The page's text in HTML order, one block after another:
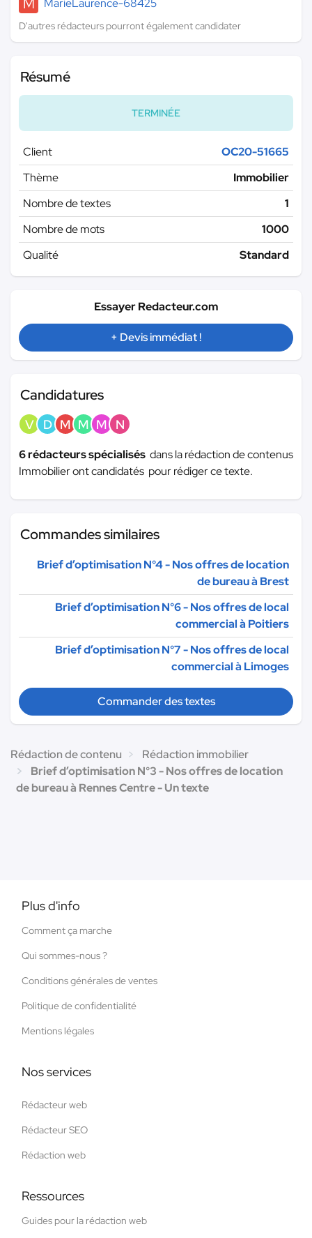
D'autres rédacteurs pourront également candidater
Résumé
TERMINÉE
Client
OC20-51665
Thème
Immobilier
Nombre de textes
1
Nombre de mots
1000
Qualité
Standard
Essayer Redacteur.com
+ Devis immédiat !
Candidatures
V D M M M N
6 rédacteurs spécialisés dans la rédaction de contenus
Immobilier ont candidatés pour rédiger ce texte.
Commandes similaires
Brief d’optimisation N°4 - Nos offres de location
de bureau à Brest
Brief d’optimisation N°6 - Nos offres de local
commercial à Poitiers
Brief d’optimisation N°7 - Nos offres de local
commercial à Limoges
Commander des textes
Rédaction de contenu
Rédaction immobilier
Brief d’optimisation N°3 - Nos offres de location
de bureau à Rennes Centre - Un texte
Plus d'info
Comment ça marche
Qui sommes-nous ?
Conditions générales de ventes
Politique de confidentialité
Mentions légales
Nos services
Rédacteur web
Rédacteur SEO
Rédaction web
Ressources
Guides pour la rédaction web